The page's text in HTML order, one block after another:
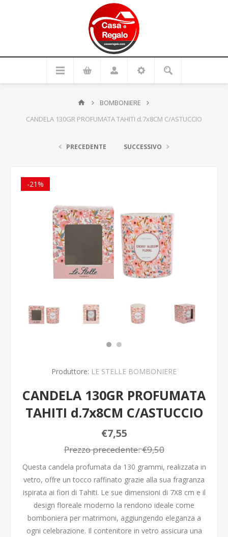
BOMBONIERE
CANDELA 130GR PROFUMATA TAHITI d.7x8CM C/ASTUCCIO
PRECEDENTE SUCCESSIVO
-21%
Produttore: LE STELLE BOMBONIERE
CANDELA 130GR PROFUMATA
TAHITI d.7x8CM C/ASTUCCIO
€7,55
Prezzo precedente:€9,50
Questa candela profumata da 130 grammi, realizzata in
vetro, offre un tocco raffinato grazie alla sua fragranza
ispirata ai fiori di Tahiti. Le sue dimensioni di 7X8 cm e il
design floreale moderno la rendono ideale come
bomboniera per matrimoni, aggiungendo eleganza a
ogni celebrazione. Il contenitore in vetro assicura una